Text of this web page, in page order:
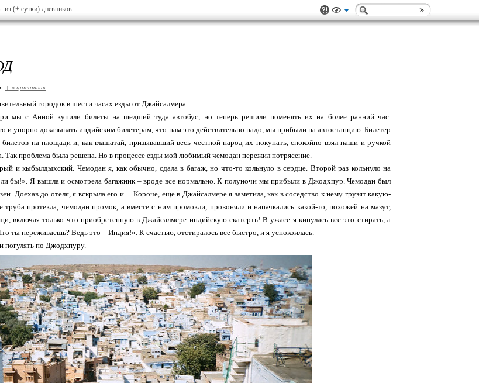
из (+ сутки) дневников
+ в цитатник
городок в шести часах езды от Джайсалмера.
мы с Анной купили билеты на шедший туда автобус, но теперь решили поменять их на более ранний час.
и упорно доказывать индийским билетерам, что нам это действительно надо, мы прибыли на автостанцию. Билетер
на площади и, как глашатай, призывавший весь честной народ их покупать, спокойно взял наши и ручкой
Так проблема была решена. Но в процессе езды мой любимый чемодан пережил потрясение.
и кыбылдыхский. Чемодан я, как обычно, сдала в багаж, но что-то кольнуло в сердце. Второй раз кольнуло на
бы!». Я вышла и осмотрела багажник – вроде все нормально. К полуночи мы прибыли в Джодхпур. Чемодан был
Доехав до отеля, я вскрыла его и… Короче, еще в Джайсалмере я заметила, как в соседство к нему грузят какую-
протекла, чемодан промок, а вместе с ним промокли, провоняли и напачкались какой-то, похожей на мазут,
включая только что приобретенную в Джайсалмере индийскую скатерть! В ужасе я кинулась все это стирать, а
ты переживаешь? Ведь это – Индия!». К счастью, отстиралось все быстро, и я успокоилась.
по Джодхпуру.